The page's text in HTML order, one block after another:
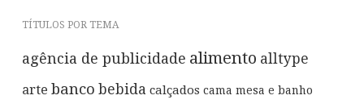
TÍTULOS POR TEMA
agência de publicidade alimento alltype
arte banco bebida calçados cama mesa e banho